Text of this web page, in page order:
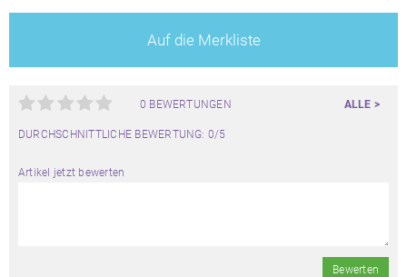
Auf die Merkliste
0 BEWERTUNGEN ALLE >
DURCHSCHNITTLICHE BEWERTUNG: 0/5
Artikel jetzt bewerten
Bewerten